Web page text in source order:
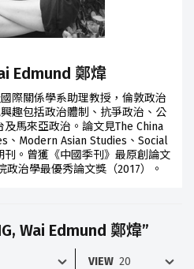
Edmund 鄭煒
際關係學系助理教授，倫敦政治
趣包括政治體制、抗爭政治、公
馬來亞政治。論文見The China
Modern Asian Studies、Social
。曾獲《中國季刊》最原創論文
治學最優秀論文獎（2017）。
Wai Edmund 鄭煒”
VIEW